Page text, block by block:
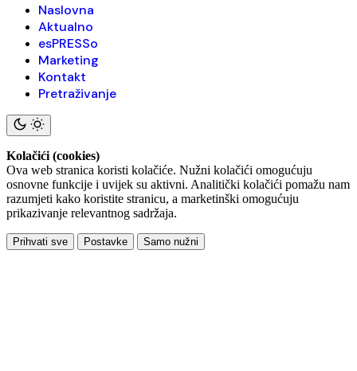
Naslovna
Aktualno
esPRESSo
Marketing
Kontakt
Pretraživanje
Kolačići (cookies)
Ova web stranica koristi kolačiće. Nužni kolačići omogućuju
osnovne funkcije i uvijek su aktivni. Analitički kolačići pomažu nam
razumjeti kako koristite stranicu, a marketinški omogućuju
prikazivanje relevantnog sadržaja.
Prihvati sve Postavke Samo nužni